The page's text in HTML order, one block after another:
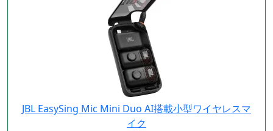
JBL EasySing Mic Mini Duo AI搭載小型ワイヤレスマ
イク